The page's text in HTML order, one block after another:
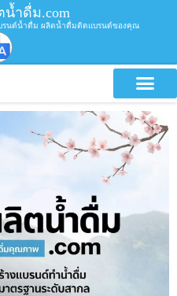
น้ำดื่ม.com
รนด์น้ำดื่ม ผลิตน้ำดื่มติดแบรนด์ของคุณ